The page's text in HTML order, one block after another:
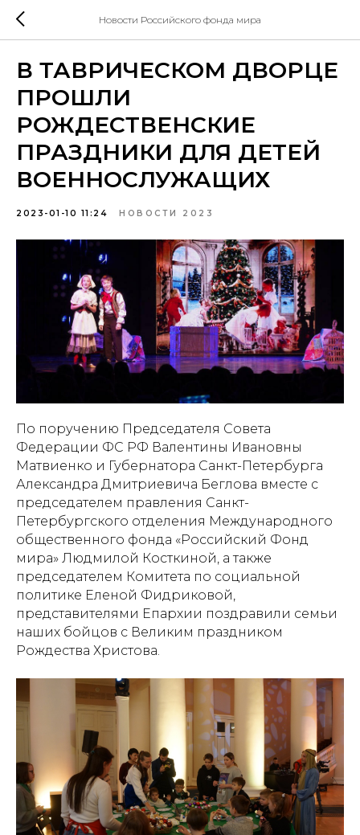
Новости Российского фонда мира
В ТАВРИЧЕСКОМ ДВОРЦЕ
ПРОШЛИ
РОЖДЕСТВЕНСКИЕ
ПРАЗДНИКИ ДЛЯ ДЕТЕЙ
ВОЕННОСЛУЖАЩИХ
2023-01-10 11:24 НОВОСТИ 2023
По поручению Председателя Совета
Федерации ФС РФ Валентины Ивановны
Матвиенко и Губернатора Санкт-Петербурга
Александра Дмитриевича Беглова вместе с
председателем правления Санкт-
Петербургского отделения Международного
общественного фонда «Российский Фонд
мира» Людмилой Косткиной, а также
председателем Комитета по социальной
политике Еленой Фидриковой,
представителями Епархии поздравили семьи
наших бойцов с Великим праздником
Рождества Христова.